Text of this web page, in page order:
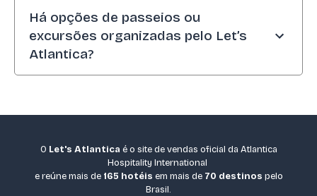
conforme o tipo de ocasião. Adicionalmente,
uma equipe especializada auxilia no
planejamento e na execução, desde a decoração
Atualmente, os resorts do Let's Atlantica não
permitem animais de estimação em suas
acomodações. Nesse caso, o ideal é reservar
um hotel para pet, mantendo-o em um local
seguro enquanto está de férias.
Há opções de passeios ou
excursões organizadas pelo Let’s
Atlantica?
turistas. Confirme os horários e as datas
disponíveis no resort.
O Let's Atlantica é o site de vendas oficial da Atlantica
Hospitality International
e reúne mais de 165 hotéis em mais de 70 destinos pelo
Brasil.